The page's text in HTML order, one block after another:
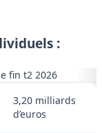
:
fin t2 2026
3,20 milliards
d’euros